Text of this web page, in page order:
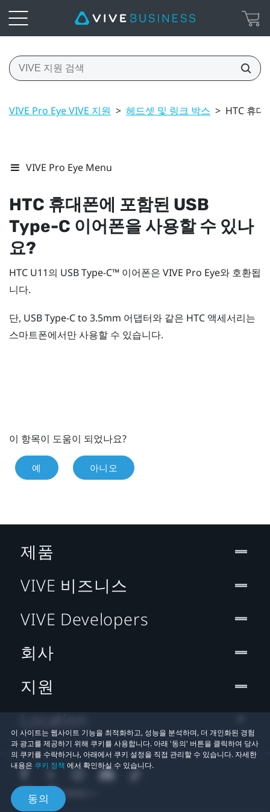
VIVE Pro Eye VIVE 지원 > 헤드셋 및 링크 박스 > HTC 휴대
VIVE Pro Eye Menu
HTC 휴대폰에 포함된 USB
Type-C 이어폰을 사용할 수 있나
요?
HTC U11의 USB Type-C™ 이어폰은 VIVE Pro Eye와 호환됩
니다.
단, USB Type-Cto 3.5mm 어댑터와 같은 HTC 액세서리는
스마트폰에서만 사용할 수 있습니다.
이 항목이 도움이 되었나요?
예 아니오
이 사이트는 웹사이트 기능을 최적화하고, 성능을 분석하며, 더 개인화된 경험
과 광고를 제공하기 위해 쿠키를 사용합니다. 아래 '동의' 버튼을 클릭하여 당사
의 쿠키를 수락하거나, 아래에서 쿠키 설정을 직접 관리할 수 있습니다. 자세한
내용은 쿠키 정책 에서 확인하실 수 있습니다.
동의
제품
VIVE 비즈니스
VIVE Developers
회사
지원
Location